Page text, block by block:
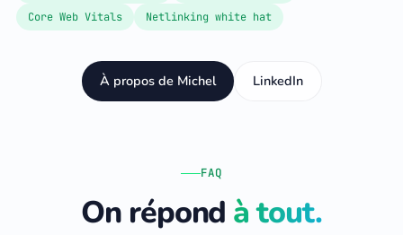
Core Web Vitals Netlinking white hat
À propos de Michel LinkedIn
FAQ
On répond à tout.